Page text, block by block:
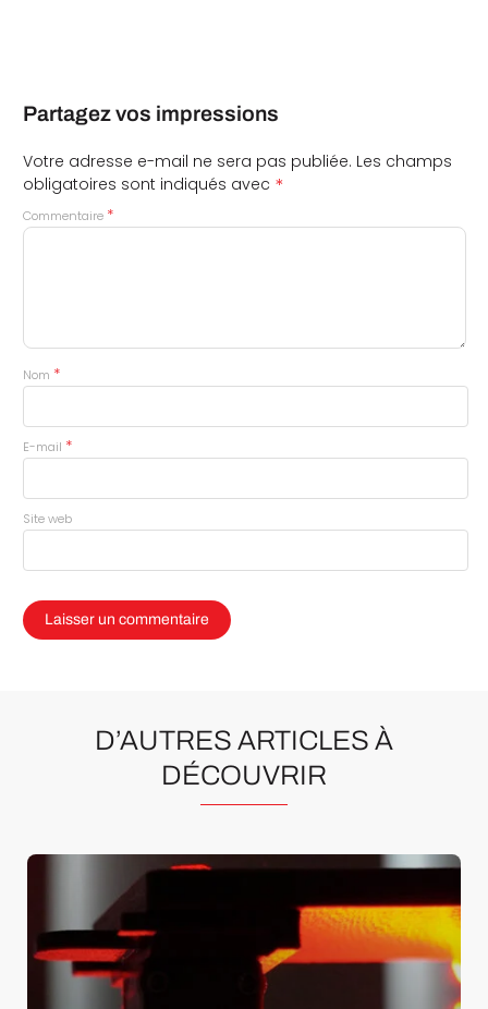
Partagez vos impressions
Votre adresse e-mail ne sera pas publiée. Les champs
obligatoires sont indiqués avec *
Commentaire *
Nom *
E-mail *
Site web
D’AUTRES ARTICLES À
DÉCOUVRIR